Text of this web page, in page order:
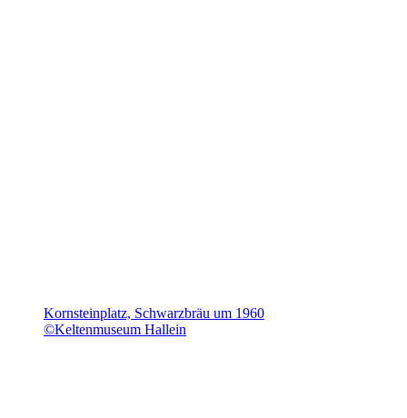
Kornsteinplatz, Schwarzbräu um 1960
©Keltenmuseum Hallein